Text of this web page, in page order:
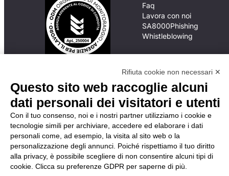
inadempimento da parte
della ApL delle
disposizioni
del Codice di Condotta, è
possibile presentare un
reclamo
all’Organismo di
Monitoraggio utilizzando
una delle modalità
Faq
Lavora con noi
SA8000Phishing
Whistleblowing
Rifiuta cookie non necessari ✕
Questo sito web raccoglie alcuni
dati personali dei visitatori e utenti
Con il tuo consenso, noi e i nostri partner utilizziamo i cookie e
tecnologie simili per archiviare, accedere ed elaborare i dati
personali come, ad esempio, la visita al sito web o la
personalizzazione degli annunci. Poiché rispettiamo il tuo diritto
alla privacy, è possibile scegliere di non consentire alcuni tipi di
cookie. Clicca su preferenze GDPR per saperne di più.